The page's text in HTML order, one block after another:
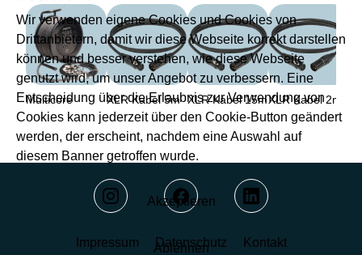
Wir verwenden eigene Cookies und Cookies von
Drittanbietern, damit wir diese Webseite korrekt darstellen
können und besser verstehen, wie diese Webseite
genutzt wird, um unser Angebot zu verbessern. Eine
Entscheidung über die Erlaubnis zur Verwendung von
Cookies kann jederzeit über den Cookie-Button geändert
werden, der erscheint, nachdem eine Auswahl auf
diesem Banner getroffen wurde.
Akzeptieren
Ablehnen
Multicore XLR Kabel 5m XLR Kabel 15mXLR Kabel 2m
Impressum Datenschutz Kontakt